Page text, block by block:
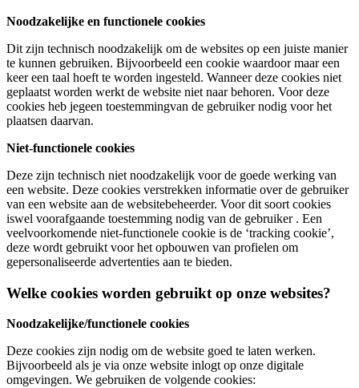
Noodzakelijke en functionele cookies
Dit zijn technisch noodzakelijk om de websites op een juiste manier
te kunnen gebruiken. Bijvoorbeeld een cookie waardoor maar een
keer een taal hoeft te worden ingesteld. Wanneer deze cookies niet
geplaatst worden werkt de website niet naar behoren. Voor deze
cookies heb jegeen toestemmingvan de gebruiker nodig voor het
plaatsen daarvan.
Niet-functionele cookies
Deze zijn technisch niet noodzakelijk voor de goede werking van
een website. Deze cookies verstrekken informatie over de gebruiker
van een website aan de websitebeheerder. Voor dit soort cookies
iswel voorafgaande toestemming nodig van de gebruiker . Een
veelvoorkomende niet-functionele cookie is de ‘tracking cookie’,
deze wordt gebruikt voor het opbouwen van profielen om
gepersonaliseerde advertenties aan te bieden.
Welke cookies worden gebruikt op onze websites?
Noodzakelijke/functionele cookies
Deze cookies zijn nodig om de website goed te laten werken.
Bijvoorbeeld als je via onze website inlogt op onze digitale
omgevingen. We gebruiken de volgende cookies: